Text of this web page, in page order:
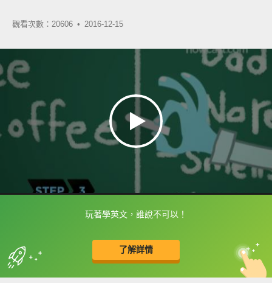
觀看次數：20606 • 2016-12-15
玩著學英文，誰說不可以！
了解詳情
框選或點兩下字幕可以直接查字典喔！
收錄佳句 中
英